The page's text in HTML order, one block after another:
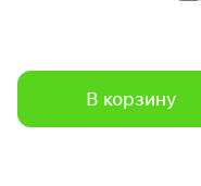
В корзину